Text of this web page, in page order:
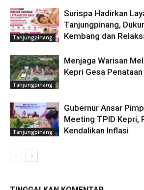
Tanjungpinang
Surispa Hadirkan
Tanjungpinang,
Kembang dan
Tanjungpinang
Menjaga Warisan
Kepri Gesa
Tanjungpinang
Gubernur Ansar
Meeting TPID Kepri,
Kendalikan Inflasi